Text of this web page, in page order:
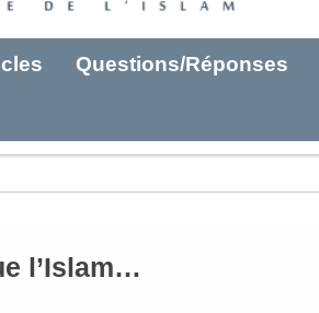
Questions/Réponses
l’Islam…